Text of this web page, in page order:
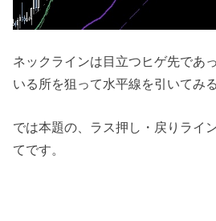
ネックラインは目立つヒゲ先であ
いる所を狙って水平線を引いてみ
では本題の、ラス押し・戻りライ
てです。